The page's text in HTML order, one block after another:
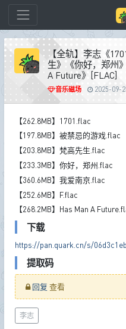
【全轨】李志《
生》《你好，郑州
A Future》[FLAC]
音乐磁场 2025-09-
【262.8MB】1701.flac
【197.8MB】被禁忌的游戏.flac
【203.8MB】梵高先生.flac
【233.3MB】你好，郑州.flac
【360.6MB】我爱南京.flac
【252.6MB】F.flac
【268.2MB】Has Man A
下载
https://pan.quark.cn/s/
提取码
回复 查看
李志